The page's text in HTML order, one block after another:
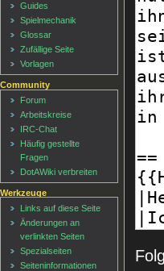
Guides
Spielmechanik
Glossar
Zufällige Seite
Vorlagen
Community
Forum
Arbeitskreise
IRC-Chat
Häufig gestellte
Fragen
DotAWiki verbreiten
Werkzeuge
Links auf diese Seite
Änderungen an
verlinkten Seiten
Spezialseiten
Seiten­informationen